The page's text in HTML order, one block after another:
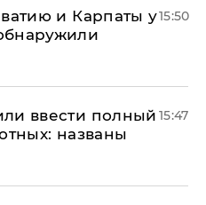
и Карпаты у15:50
ввести полный
названы
15:47